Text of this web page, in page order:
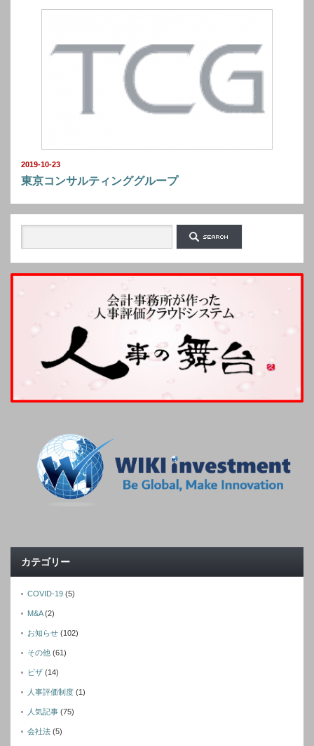
2019-10-23
東京コンサルティンググループ
カテゴリー
COVID-19 (5)
M&A(2)
お知らせ (102)
その他 (61)
ビザ (14)
人事評価制度 (1)
人気記事 (75)
会社法 (5)